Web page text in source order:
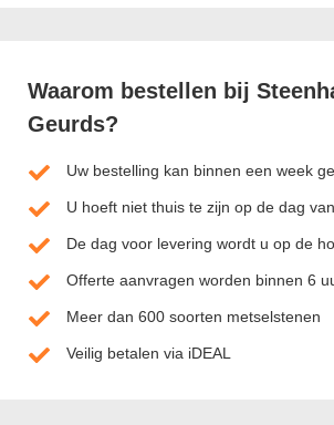
Waarom bestellen bij
Geurds?
Uw bestelling kan binnen een week
U hoeft niet thuis te zijn op de dag
De dag voor levering wordt u op de
Offerte aanvragen worden binnen 6
Meer dan 600 soorten metselstenen
Veilig betalen via iDEAL